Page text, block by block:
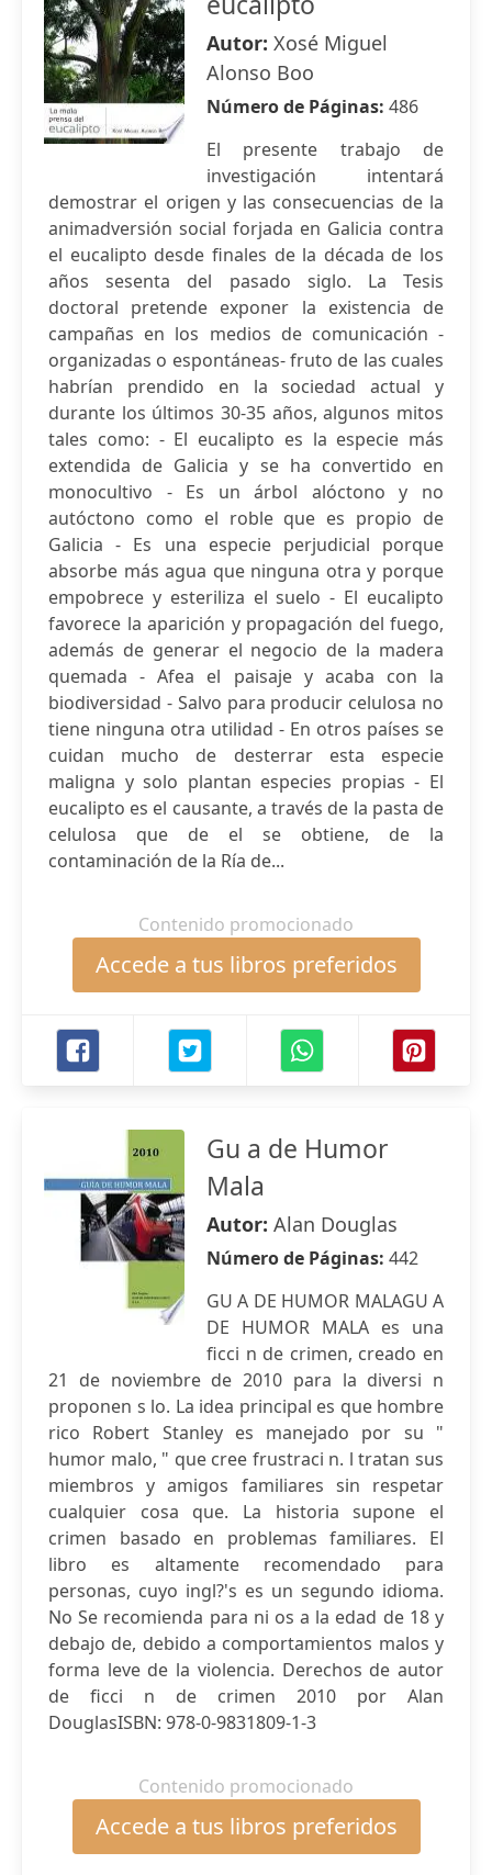
Autor: Xosé Miguel
Alonso Boo
Número de Páginas: 486
El presente trabajo de
investigación intentará
demostrar el origen y las consecuencias de la
animadversión social forjada en Galicia contra
el eucalipto desde finales de la década de los
años sesenta del pasado siglo. La Tesis
doctoral pretende exponer la existencia de
campañas en los medios de comunicación -
organizadas o espontáneas- fruto de las cuales
habrían prendido en la sociedad actual y
durante los últimos 30-35 años, algunos mitos
tales como: - El eucalipto es la especie más
extendida de Galicia y se ha convertido en
monocultivo - Es un árbol alóctono y no
autóctono como el roble que es propio de
Galicia - Es una especie perjudicial porque
absorbe más agua que ninguna otra y porque
empobrece y esteriliza el suelo - El eucalipto
favorece la aparición y propagación del fuego,
además de generar el negocio de la madera
quemada - Afea el paisaje y acaba con la
biodiversidad - Salvo para producir celulosa no
tiene ninguna otra utilidad - En otros países se
cuidan mucho de desterrar esta especie
maligna y solo plantan especies propias - El
eucalipto es el causante, a través de la pasta de
celulosa que de el se obtiene, de la
contaminación de la Ría de...
Contenido promocionado
Accede a tus libros preferidos
Gu a de Humor
Mala
Autor: Alan Douglas
Número de Páginas: 442
GU A DE HUMOR MALAGU A
DE HUMOR MALA es una
ficci n de crimen, creado en
21 de noviembre de 2010 para la diversi n
proponen s lo. La idea principal es que hombre
rico Robert Stanley es manejado por su "
humor malo, " que cree frustraci n. l tratan sus
miembros y amigos familiares sin respetar
cualquier cosa que. La historia supone el
crimen basado en problemas familiares. El
libro es altamente recomendado para
personas, cuyo ingl?'s es un segundo idioma.
No Se recomienda para ni os a la edad de 18 y
debajo de, debido a comportamientos malos y
forma leve de la violencia. Derechos de autor
de ficci n de crimen 2010 por Alan
DouglasISBN: 978-0-9831809-1-3
Contenido promocionado
Accede a tus libros preferidos